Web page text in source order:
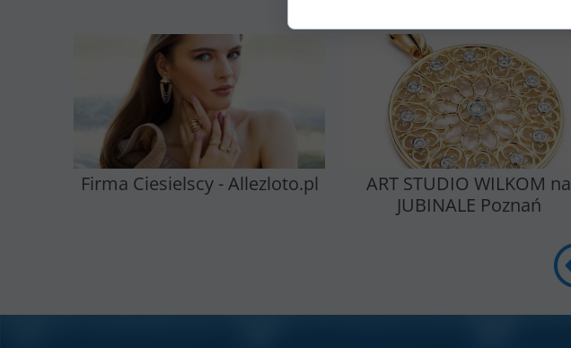
Firma Ciesielscy - Allezloto.pl
ART STUDIO WILKOM na
JUBINALE Poznań